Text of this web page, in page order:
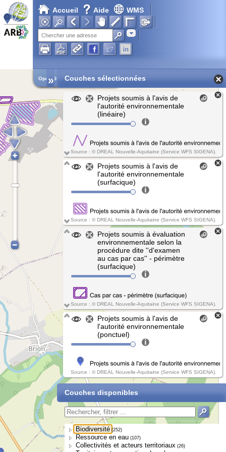
Accueil Aide WMS
Adresse
Chargement en cours...
Open Street Map
» Couches sélectionnées
Projets soumis à l'avis de
l'autorité environnementale
(linéaire)
Source : © DREAL Nouvelle-Aquitaine (Service WFS SIGENA).
Projets soumis à l'avis de
l'autorité environnementale
(surfacique)
Source : © DREAL Nouvelle-Aquitaine (Service WFS SIGENA).
Projets soumis à évaluation
environnementale selon la
procédure dite ''d'examen
au cas par cas'' - périmètre
(surfacique)
Source : © DREAL Nouvelle-Aquitaine (Service WFS SIGENA).
Projets soumis à l'avis de
l'autorité environnementale
(ponctuel)
Source : © DREAL Nouvelle-Aquitaine (Service WFS SIGENA).
Couches disponibles
Biodiversité (252)
Ressource en eau (107)
Collectivités et acteurs territoriaux (26)